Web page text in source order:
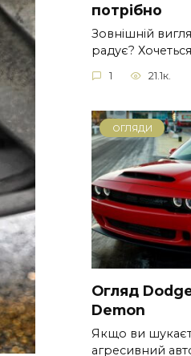
потрібно
Зовнішній
радує?
1 21.1к.
ОГЛЯДИ
Огляд
Demon
Якщо ви
агресивний